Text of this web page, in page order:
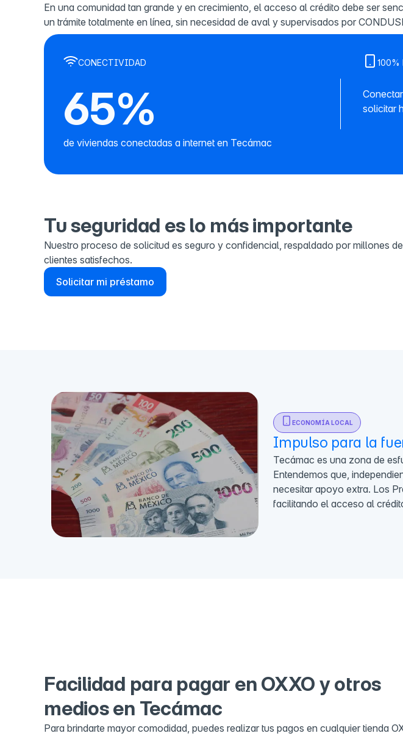
En una comunidad tan grande y en crecimiento, el acceso al crédito debe ser
un trámite totalmente en línea, sin necesidad de aval y supervisados por
CONECTIVIDAD
65%
de viviendas conectadas a internet en Tecámac
100%
solicitar
Tu seguridad es lo más importante
Nuestro proceso de solicitud es seguro y confidencial, respaldado por millones de
clientes satisfechos.
Solicitar mi préstamo
ECONOMÍA LOCAL
Impulso para la
Tecámac es una zona de
Entendemos que,
necesitar apoyo extra. Los
facilitando el acceso al
Facilidad para pagar en OXXO y otros
medios en Tecámac
Para brindarte mayor comodidad, puedes realizar tus pagos en cualquier tienda